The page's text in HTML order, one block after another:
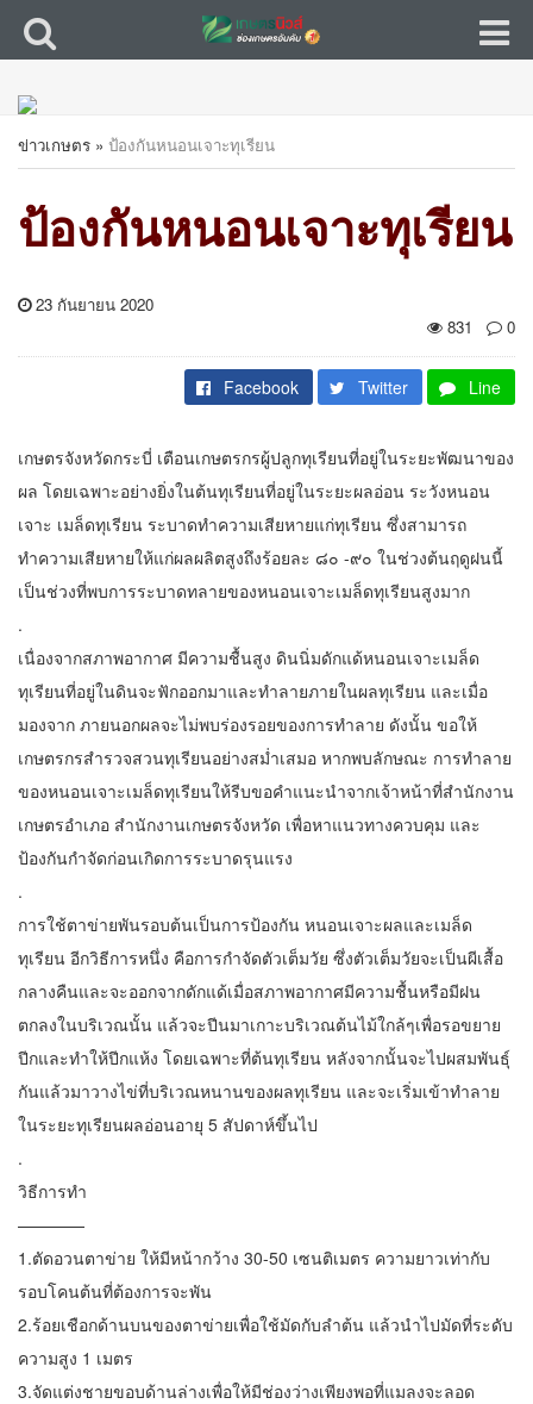
ข่าวเกษตร » ป้องกันหนอนเจาะทุเรียน
ป้องกันหนอนเจาะทุเรียน
23 กันยายน 2020
831
0
Facebook Twitter Line
เกษตรจังหวัดกระบี่ เตือนเกษตรกรผู้ปลูกทุเรียนที่อยู่ในระยะพัฒนาของ
ผล โดยเฉพาะอย่างยิ่งในต้นทุเรียนที่อยู่ในระยะผลอ่อน ระวังหนอน
เจาะ เมล็ดทุเรียน ระบาดทำความเสียหายแก่ทุเรียน ซึ่งสามารถ
ทำความเสียหายให้แก่ผลผลิตสูงถึงร้อยละ ๘๐ -๙๐ ในช่วงต้นฤดูฝนนี้
เป็นช่วงที่พบการระบาดทลายของหนอนเจาะเมล็ดทุเรียนสูงมาก
.
เนื่องจากสภาพอากาศ มีความชื้นสูง ดินนิ่มดักแด้หนอนเจาะเมล็ด
ทุเรียนที่อยู่ในดินจะฟักออกมาและทำลายภายในผลทุเรียน และเมื่อ
มองจาก ภายนอกผลจะไม่พบร่องรอยของการทำลาย ดังนั้น ขอให้
เกษตรกรสำรวจสวนทุเรียนอย่างสม่ำเสมอ หากพบลักษณะ การทำลาย
ของหนอนเจาะเมล็ดทุเรียนให้รีบขอคำแนะนำจากเจ้าหน้าที่สำนักงาน
เกษตรอำเภอ สำนักงานเกษตรจังหวัด เพื่อหาแนวทางควบคุม และ
ป้องกันกำจัดก่อนเกิดการระบาดรุนแรง
.
การใช้ตาข่ายพันรอบต้นเป็นการป้องกัน หนอนเจาะผลและเมล็ด
ทุเรียน อีกวิธีการหนึ่ง คือการกำจัดตัวเต็มวัย ซึ่งตัวเต็มวัยจะเป็นผีเสื้อ
กลางคืนและจะออกจากดักแด้เมื่อสภาพอากาศมีความชื้นหรือมีฝน
ตกลงในบริเวณนั้น แล้วจะปีนมาเกาะบริเวณต้นไม้ใกล้ๆเพื่อรอขยาย
ปีกและทำให้ปีกแห้ง โดยเฉพาะที่ต้นทุเรียน หลังจากนั้นจะไปผสมพันธุ์
กันแล้วมาวางไข่ที่บริเวณหนานของผลทุเรียน และจะเริ่มเข้าทำลาย
ในระยะทุเรียนผลอ่อนอายุ 5 สัปดาห์ขึ้นไป
.
วิธีการทำ
————
1.ตัดอวนตาข่าย ให้มีหน้ากว้าง 30-50 เซนติเมตร ความยาวเท่ากับ
รอบโคนต้นที่ต้องการจะพัน
2.ร้อยเชือกด้านบนของตาข่ายเพื่อใช้มัดกับลำต้น แล้วนำไปมัดที่ระดับ
ความสูง 1 เมตร
3.จัดแต่งชายขอบด้านล่างเพื่อให้มีช่องว่างเพียงพอที่แมลงจะลอด